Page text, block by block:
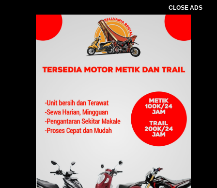
CLOSE ADS